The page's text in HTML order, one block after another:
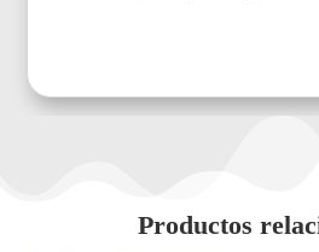
Productos